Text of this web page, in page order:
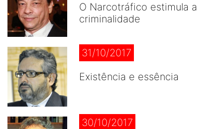
O Narcotráfico estimula a
criminalidade
31/10/2017
Existência e essência
30/10/2017